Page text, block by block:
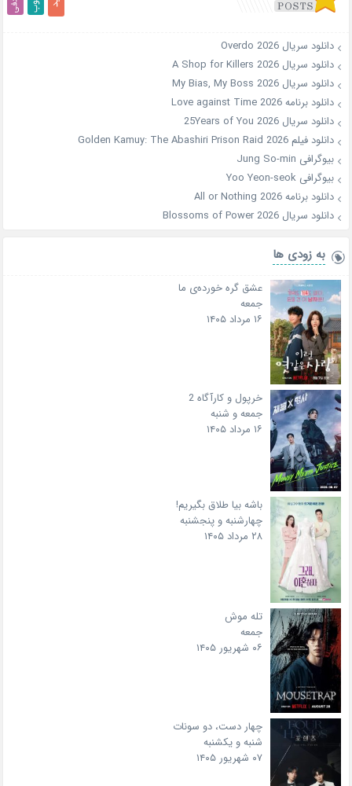
دانلود سریال Overdo 2026
دانلود سریال A Shop for Killers 2026
دانلود سریال My Bias, My Boss 2026
دانلود برنامه Love against Time 2026
دانلود سریال 25Years of You 2026
دانلود فیلم Golden Kamuy: The Abashiri Prison Raid 2026
بیوگرافی Jung So-min
بیوگرافی Yoo Yeon-seok
دانلود برنامه All or Nothing 2026
دانلود سریال Blossoms of Power 2026
به زودی ها
عشق گره خورده‌ی ما
جمعه
۱۶ مرداد ۱۴۰۵
خرپول و کارآگاه 2
جمعه و شنبه
۱۶ مرداد ۱۴۰۵
باشه بیا طلاق بگیریم!
چهارشنبه و پنجشنبه
۲۸ مرداد ۱۴۰۵
تله موش
جمعه
۰۶ شهریور ۱۴۰۵
چهار دست، دو سونات
شنبه و یکشنبه
۰۷ شهریور ۱۴۰۵